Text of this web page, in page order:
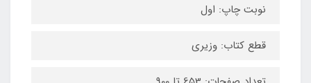
نوبت چاپ: اول
قطع کتاب: وزیری